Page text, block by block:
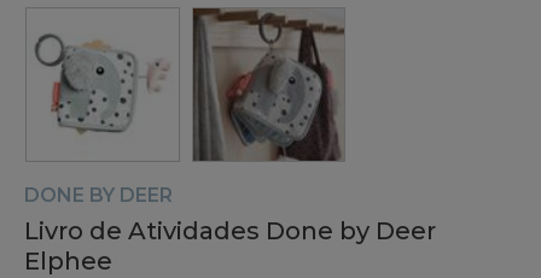
DONE BY DEER
Livro de Atividades Done by Deer
Elphee